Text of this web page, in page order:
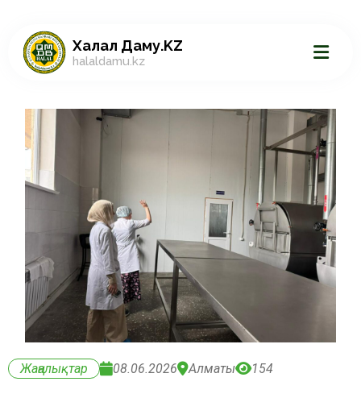
Халал Даму.KZ
halaldamu.kz
Жаңалықтар 08.06.2026 Алматы 154